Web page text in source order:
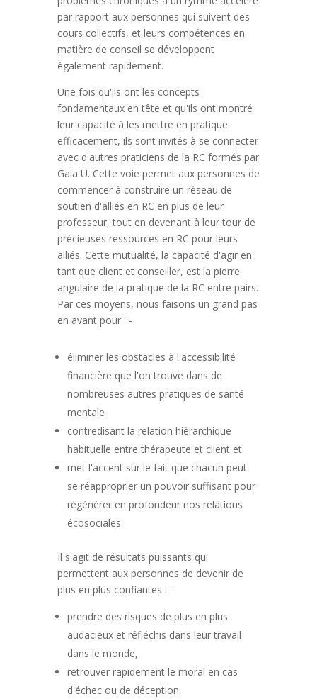
par rapport aux personnes qui suivent des
cours collectifs, et leurs compétences en
matière de conseil se développent
également rapidement.
Une fois qu'ils ont les concepts
fondamentaux en tête et qu'ils ont montré
leur capacité à les mettre en pratique
efficacement, ils sont invités à se connecter
avec d'autres praticiens de la RC formés par
Gaia U. Cette voie permet aux personnes de
commencer à construire un réseau de
soutien d'alliés en RC en plus de leur
professeur, tout en devenant à leur tour de
précieuses ressources en RC pour leurs
alliés. Cette mutualité, la capacité d'agir en
tant que client et conseiller, est la pierre
angulaire de la pratique de la RC entre pairs.
Par ces moyens, nous faisons un grand pas
en avant pour : -
éliminer les obstacles à l'accessibilité
financière que l'on trouve dans de
nombreuses autres pratiques de santé
mentale
contredisant la relation hiérarchique
habituelle entre thérapeute et client et
met l'accent sur le fait que chacun peut
se réapproprier un pouvoir suffisant pour
régénérer en profondeur nos relations
écosociales
Il s'agit de résultats puissants qui
permettent aux personnes de devenir de
plus en plus confiantes : -
prendre des risques de plus en plus
audacieux et réfléchis dans leur travail
dans le monde,
retrouver rapidement le moral en cas
d'échec ou de déception,